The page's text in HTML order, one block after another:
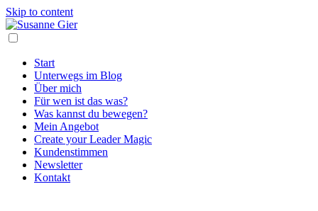
Skip to content
Start
Unterwegs im Blog
Über mich
Für wen ist das was?
Was kannst du bewegen?
Mein Angebot
Create your Leader Magic
Kundenstimmen
Newsletter
Kontakt